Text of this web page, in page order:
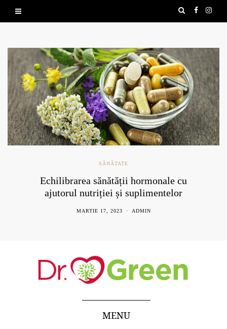
SĂNĂTATE
Echilibrarea sănătății hormonale cu
ajutorul nutriției și suplimentelor
MARTIE 17, 2023 ADMIN
MENU